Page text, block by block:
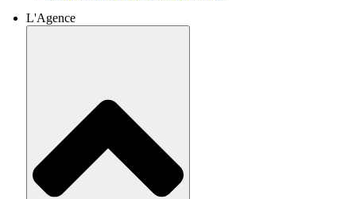
L'Agence